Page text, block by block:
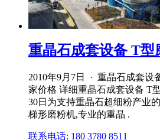
重晶石成套设备 T型
2010年9月7日 · 重晶石成套设
家价格 详细重晶石成套设备 T
30日为支持重晶石超细粉产业
梯形磨粉机,专业的重晶 .
联系电话: 180 3780 8511